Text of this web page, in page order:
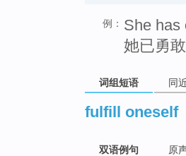
例： She has
她已勇
词组短语 同
fulfill oneself
双语例句 原